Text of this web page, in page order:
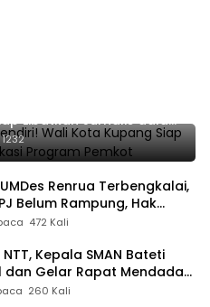
Berjalan Sendiri! Wali
Libatkan Jurnalis dalam
Pemkot
1232
Belum Rampung, Hak
Januari Belum Dibayar
472 Kali
NTT, Kepala SMAN Bateti
Gelar Rapat Mendadak,
15 Persen yang Belum
260 Kali